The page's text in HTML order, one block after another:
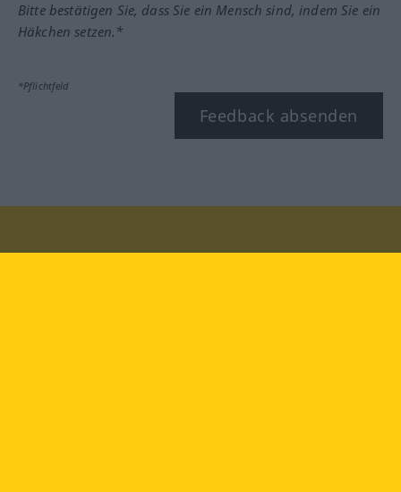
Bitte bestätigen Sie, dass Sie ein Mensch sind, indem Sie ein
Häkchen setzen.*
*Pflichtfeld
Feedback absenden